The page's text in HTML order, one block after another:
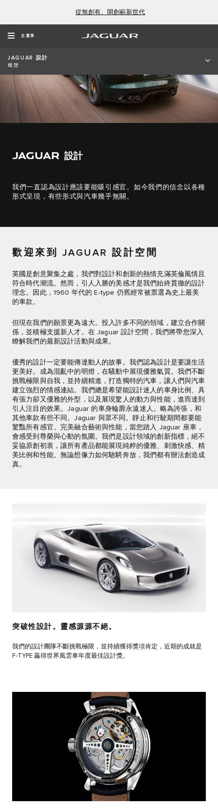
從無創有。開創嶄新世代
主選單
JAGUAR 設計
概覽
JAGUAR 設計
我們一直認為設計應該要能吸引感官。如今我們的信念以各種
形式呈現，有些形式與汽車幾乎無關。
歡迎來到 JAGUAR 設計空間
英國是創意聚集之處，我們對設計和創新的熱情充滿英倫風情且
符合時代潮流。然而，引人入勝的美感才是我們始終貫徹的設計
理念。因此，1960 年代的 E‑type 仍舊經常被票選為史上最美
的車款。
但現在我們的願景更為遠大。投入許多不同的領域，建立合作關
係，並積極支援新人才。在 Jaguar 設計空間，我們將帶您深入
瞭解我們的最新設計活動與成果。
優秀的設計一定要能傳達動人的故事。我們認為設計是要讓生活
更美好。成為混亂中的明燈，在騷動中展現優雅氣質。我們不斷
挑戰極限與自我，並持續精進，打造獨特的汽車，讓人們與汽車
建立強烈的情感連結。我們總是希望能設計迷人的車身比例、具
有張力卻又優雅的外型，以及展現驚人的動力與性能，進而達到
引人注目的效果。Jaguar 的車身輪廓永遠迷人。略為誇張，和
其他車款有些不同。Jaguar 與眾不同。靜止和行駛期間都要能
驚豔所有感官。完美融合藝術與性能，當您踏入 Jaguar 座車，
會感受到尊榮與心動的氛圍。我們是設計領域的創新指標，絕不
妥協原創初衷，讓所有產品都能展現純粹的優雅、刺激快感、精
美比例和性能。無論想像力如何馳騁奔放，我們都有辦法創造成
真。
突破性設計。靈感源源不絕。
我們的設計團隊不斷挑戰極限，並持續獲得獎項肯定，近期的成就是
F‑TYPE 贏得世界風雲車年度最佳設計獎。